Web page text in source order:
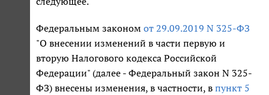
Федеральным законом от 29.09.2019 N 325-ФЗ
"О внесении изменений в части первую и
вторую Налогового кодекса Российской
Федерации" (далее - Федеральный закон N 325-
ФЗ) внесены изменения, в частности, в пункт 5